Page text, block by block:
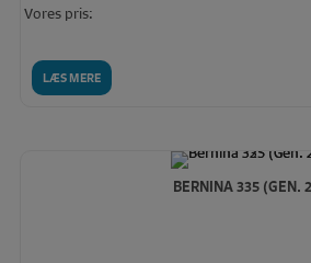
LÆS MERE
Vores pris:
BERNINA 335 (GEN.